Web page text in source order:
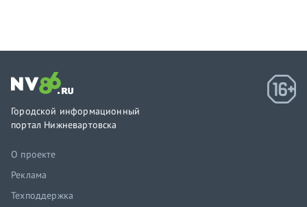
Городской информационный
портал Нижневартовска
О проекте
Реклама
Техподдержка